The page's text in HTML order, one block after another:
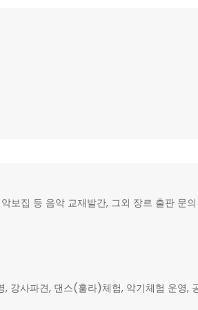
보집 등 음악 교재발간, 그외 장르 출판 문
강사파견, 댄스(훌라)체험, 악기체험 운영,